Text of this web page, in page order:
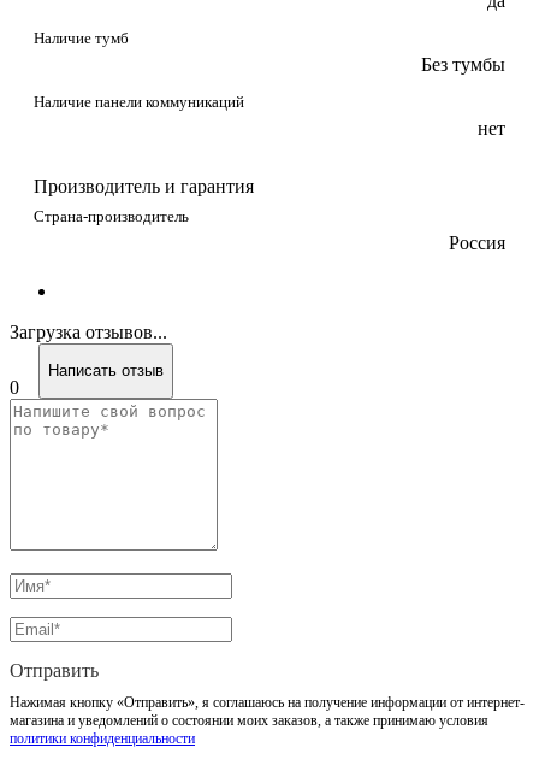
Наличие тумб
Без тумбы
Наличие панели коммуникаций
нет
Производитель и гарантия
Страна-производитель
Россия
Загрузка отзывов...
0
Написать отзыв
Отправить
Нажимая кнопку «Отправить», я соглашаюсь на получение информации от интернет-
магазина и уведомлений о состоянии моих заказов, а также принимаю условия
политики конфиденциальности